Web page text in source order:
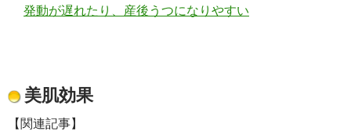
発動が遅れたり、産後うつになりやすい
美肌効果
【関連記事】